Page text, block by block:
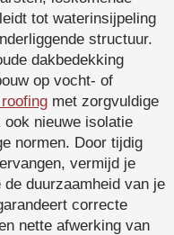
tot waterinsijpeling
structuur.
dakbedekking
op vocht- of
met zorgvuldige
nieuwe isolatie
normen. Door tijdig
vermijd je
duurzaamheid van je
correcte
nette afwerking van